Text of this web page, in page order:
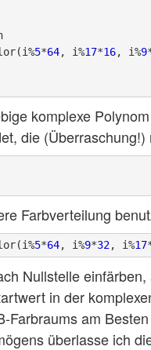
5*64, i%17*16, i%9
komplexe
die
Farbverteilung
5*64, i%9*32, i%17
Nullstelle
in der
Farbraums am
überlasse ich